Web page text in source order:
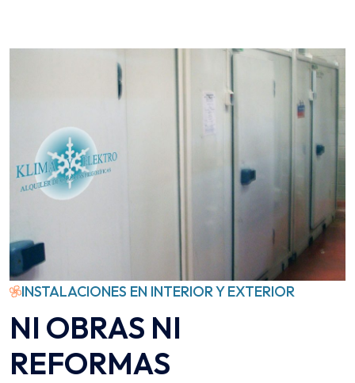
INSTALACIONES EN INTERIOR Y EXTERIOR
NI OBRAS NI
REFORMAS